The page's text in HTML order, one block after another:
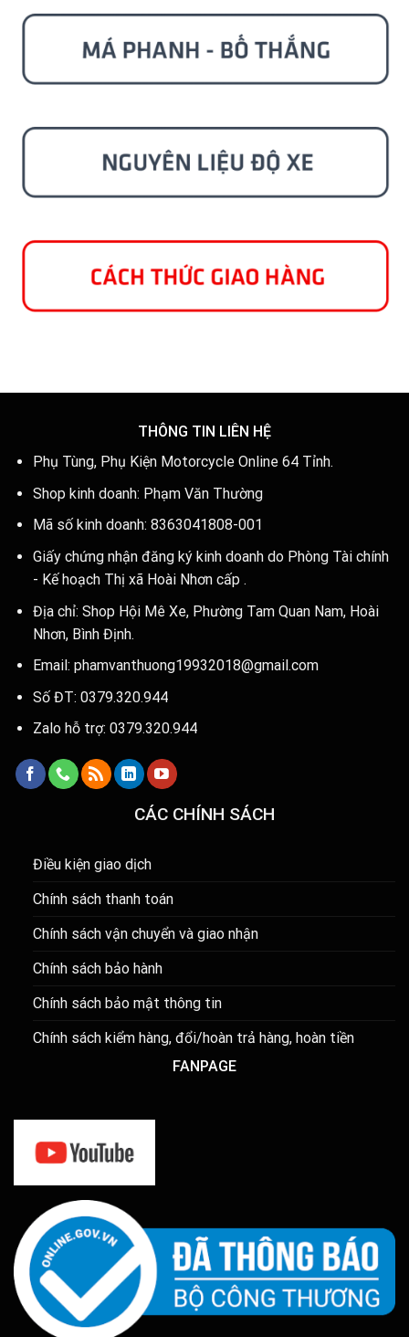
THÔNG TIN LIÊN HỆ
Phụ Tùng, Phụ Kiện Motorcycle Online 64 Tỉnh.
Shop kinh doanh: Phạm Văn Thường
Mã số kinh doanh: 8363041808-001
Giấy chứng nhận đăng ký kinh doanh do Phòng Tài chính
- Kế hoạch Thị xã Hoài Nhơn cấp .
Địa chỉ: Shop Hội Mê Xe, Phường Tam Quan Nam, Hoài
Nhơn, Bình Định.
Email: phamvanthuong19932018@gmail.com
Số ĐT: 0379.320.944
Zalo hỗ trợ: 0379.320.944
CÁC CHÍNH SÁCH
Điều kiện giao dịch
Chính sách thanh toán
Chính sách vận chuyển và giao nhận
Chính sách bảo hành
Chính sách bảo mật thông tin
Chính sách kiểm hàng, đổi/hoàn trả hàng, hoàn tiền
FANPAGE